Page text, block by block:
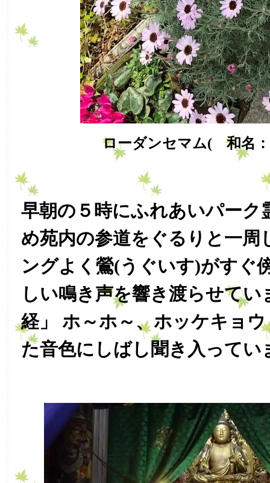
ローダンセマム( 和名
早朝の５時にふれあいパーク
め苑内の参道をぐるりと一周
ングよく鶯(うぐいす)がすぐ
しい鳴き声を響き渡らせてい
経」 ホ～ホ～、ホッケキョ
た音色にしばし聞き入ってい